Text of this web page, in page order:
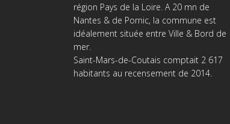
région Pays de la Loire. A 20 mn de
Nantes & de Pornic, la commune est
idéalement située entre Ville & Bord de
mer.
Saint-Mars-de-Coutais comptait 2 617
habitants au recensement de 2014.